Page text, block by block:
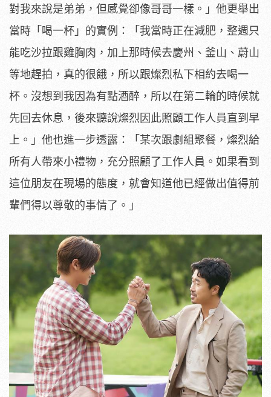
對我來說是弟弟，但感覺卻像哥哥一樣。」他更舉出
當時「 喝一杯」的實例：「我當時正在減肥，整週只
能吃沙拉跟雞胸肉， 加上那時候去慶州、釜山、蔚山
等地趕拍，真的很餓， 所以跟燦烈私下相約去喝一
杯。沒想到我因為有點酒醉， 所以在第二輪的時候就
先回去休息， 後來聽說燦烈因此照顧工作人員直到早
上。」他也進一步透露：「 某次跟劇組聚餐，燦烈給
所有人帶來小禮物，充分照顧了工作人員。 如果看到
這位朋友在現場的態度， 就會知道他已經做出值得前
輩們得以尊敬的事情了。」